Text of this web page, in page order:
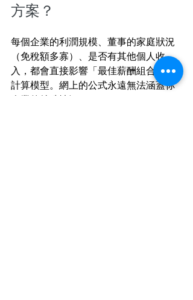
方案？
每個企業的利潤規模、董事的家庭狀況
（免稅額多寡）、是否有其他個人收
入，都會直接影響「最佳薪酬組合」的
計算模型。網上的公式永遠無法涵蓋你
企業的特殊情況。